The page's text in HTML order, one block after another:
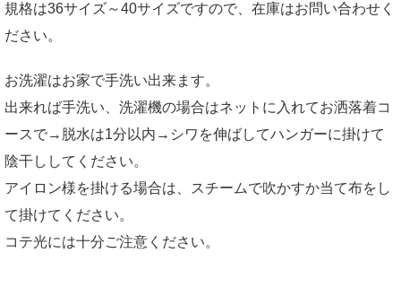
規格は36サイズ～40サイズですので、在庫はお問い合わせく
ださい。
お洗濯はお家で手洗い出来ます。
出来れば手洗い、洗濯機の場合はネットに入れてお洒落着コ
ースで→脱水は1分以内→シワを伸ばしてハンガーに掛けて
陰干ししてください。
アイロン様を掛ける場合は、スチームで吹かすか当て布をし
て掛けてください。
コテ光には十分ご注意ください。